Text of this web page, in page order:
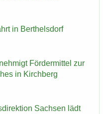
in Bert­hels­dorf
För­der­mit­tel zur
in Kirch­berg
Sach­sen lädt